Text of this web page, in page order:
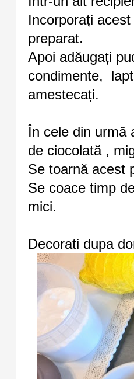
Incorporați
preparat.
Apoi adăugați
condimente,
amestecați.
În cele din urmă
de ciocolată ,
Se toarnă acest
Se coace timp
mici.
Decorati dupa